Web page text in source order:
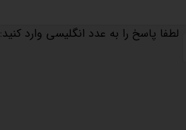
لطفا پاسخ را به عدد انگلیسی وارد کنید: